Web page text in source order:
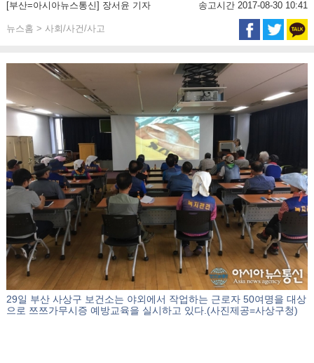
[부산=아시아뉴스통신] 장서윤 기자 송고시간 2017-08-30 10:41
뉴스홈 > 사회/사건/사고
29일 부산 사상구 보건소는 야외에서 작업하는 근로자 50여명을 대상
으로 쯔쯔가무시증 예방교육을 실시하고 있다.(사진제공=사상구청)